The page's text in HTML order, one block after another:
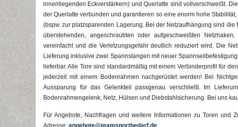
innenliegenden Eckverstärkern) und Querlatte sind vollverschweißt.
der Querlatte verbunden und garantieren so eine enorm hohe
(bspw. zur platzsparenden Lagerung. Bei der Netzaufhängung sind
überstehenden, angeschraubten oder aufgeschweißten
vereinfacht und die Verletzungsgefahr deutlich reduziert wird. Die
Lieferung inklusive zwei Spannstangen mit neuer
lieferbar. Alle Tore sind standardmäßig mit einem Verbinderprofil für
jederzeit mit einem Bodenrahmen nachgerüstet werden! Bei
Aussparung für das Gelenkteil passgenau verschließt. Im
Bodenrahmengelenk, Netz, Hülsen und Diebstahlsicherung. Bei uns
Für Angebote, Nachfragen und weitere Informationen zu Toren und